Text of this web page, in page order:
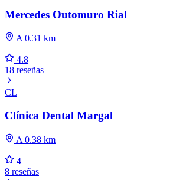
Mercedes Outomuro Rial
A 0.31 km
4.8
18 reseñas
CL
Clínica Dental Margal
A 0.38 km
4
8 reseñas